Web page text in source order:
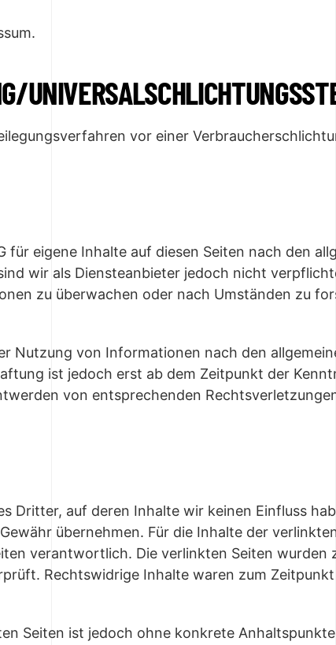
vor einer
für eigene Inhalte auf diesen Seiten nach den
wir als Diensteanbieter jedoch nicht
zu überwachen oder nach Umständen zu
Nutzung von Informationen nach den
ist jedoch erst ab dem Zeitpunkt der
von entsprechenden
Dritter, auf deren Inhalte wir keinen Einfluss
übernehmen. Für die Inhalte der
verantwortlich. Die verlinkten Seiten wurden
Rechtswidrige Inhalte waren zum
Seiten ist jedoch ohne konkrete